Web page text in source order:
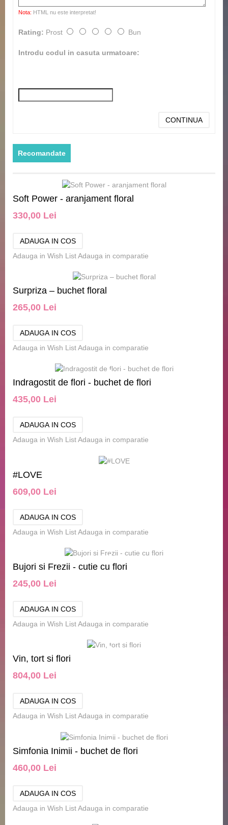
Nota: HTML nu este interpretat!
Rating: Prost Bun
Introdu codul in casuta urmatoare:
CONTINUA
Recomandate
Soft Power - aranjament floral
330,00 Lei
Adauga in Wish ListAdauga in comparatie
Surpriza – buchet floral
265,00 Lei
Adauga in Wish ListAdauga in comparatie
Indragostit de flori - buchet de flori
435,00 Lei
Adauga in Wish ListAdauga in comparatie
#LOVE
609,00 Lei
Adauga in Wish ListAdauga in comparatie
Bujori si Frezii - cutie cu flori
245,00 Lei
Adauga in Wish ListAdauga in comparatie
Vin, tort si flori
804,00 Lei
Adauga in Wish ListAdauga in comparatie
Simfonia Inimii - buchet de flori
460,00 Lei
Adauga in Wish ListAdauga in comparatie